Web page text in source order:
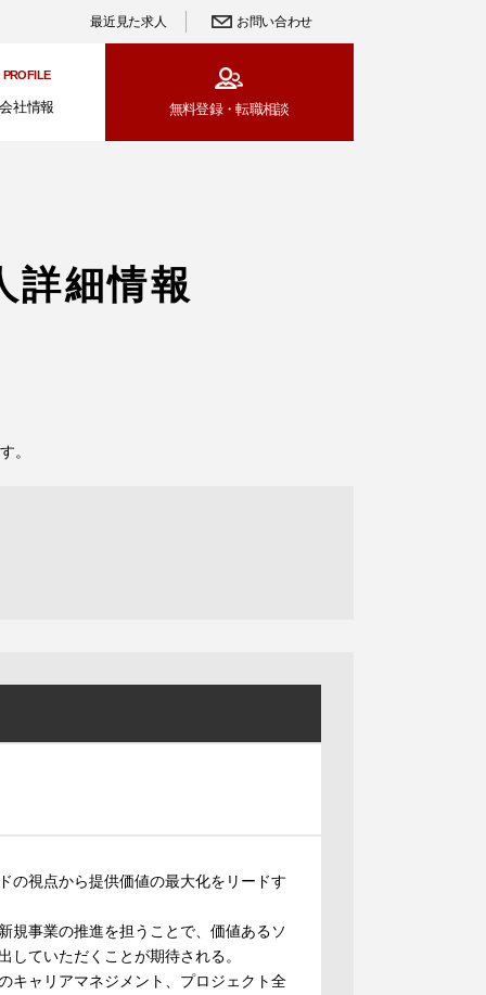
最近見た求人 お問い合わせ
PROFILE
会社情報 無料登録・転職相談
細情報
。
の視点から提供価値の最大化をリードす
規事業の推進を担うことで、価値あるソ
ていただくことが期待される。
キャリアマネジメント、プロジェクト全